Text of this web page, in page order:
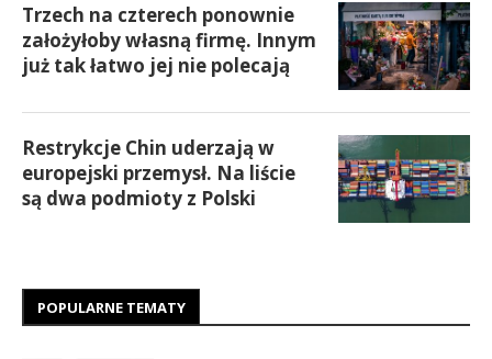
Trzech na czterech ponownie
założyłoby własną firmę. Innym
już tak łatwo jej nie polecają
Restrykcje Chin uderzają w
europejski przemysł. Na liście
są dwa podmioty z Polski
POPULARNE TEMATY